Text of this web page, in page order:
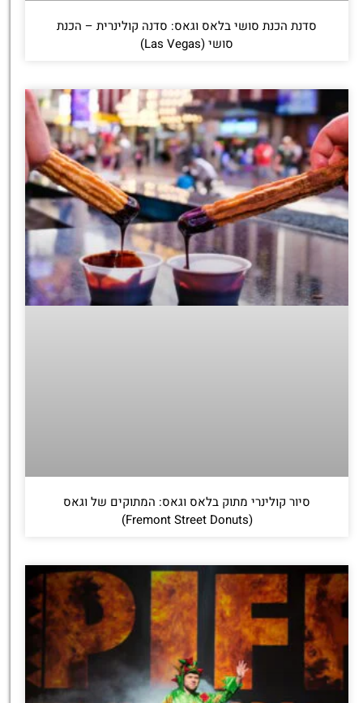
סדנת הכנת סושי בלאס וגאס: סדנה קולינרית – הכנת
סושי (Las Vegas)
סיור קולינרי מתוק בלאס וגאס: המתוקים של וגאס
(Fremont Street Donuts)